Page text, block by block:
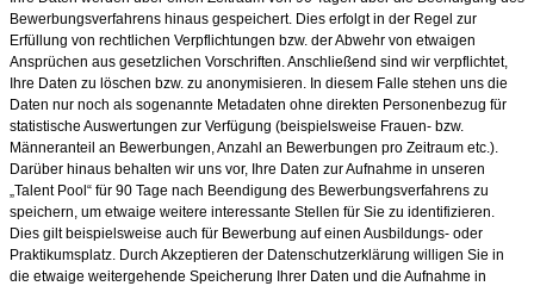
Bewerbungsverfahrens hinaus gespeichert. Dies erfolgt in der Regel zur
Erfüllung von rechtlichen Verpflichtungen bzw. der Abwehr von etwaigen
Ansprüchen aus gesetzlichen Vorschriften. Anschließend sind wir verpflichtet,
Ihre Daten zu löschen bzw. zu anonymisieren. In diesem Falle stehen uns die
Daten nur noch als sogenannte Metadaten ohne direkten Personenbezug für
statistische Auswertungen zur Verfügung (beispielsweise Frauen- bzw.
Männeranteil an Bewerbungen, Anzahl an Bewerbungen pro Zeitraum etc.).
Darüber hinaus behalten wir uns vor, Ihre Daten zur Aufnahme in unseren
„Talent Pool“ für 90 Tage nach Beendigung des Bewerbungsverfahrens zu
speichern, um etwaige weitere interessante Stellen für Sie zu identifizieren.
Dies gilt beispielsweise auch für Bewerbung auf einen Ausbildungs- oder
Praktikumsplatz. Durch Akzeptieren der Datenschutzerklärung willigen Sie in
die etwaige weitergehende Speicherung Ihrer Daten und die Aufnahme in